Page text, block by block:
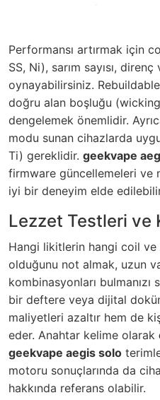
Performansı artırmak için
SS, Ni), sarım sayısı,
oynayabilirsiniz.
doğru alan boşluğu
dengelemek önemlidir.
modu sunan cihazlarda
Ti) gereklidir. geekvape
firmware güncellemeleri ve
iyi bir deneyim elde
Lezzet Testleri ve
Hangi likitlerin hangi coil
olduğunu not almak, uzun
kombinasyonları
bir deftere veya dijital
maliyetleri azaltır hem de
eder. Anahtar kelime olarak
geekvape aegis solo
motoru sonuçlarında da
hakkında referans olabilir.